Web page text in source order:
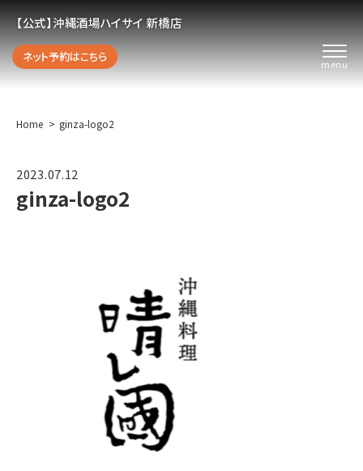
【公式】沖縄酒場ハイサイ 新橋店
ネット予約はこちら
Home ginza-logo2
2023.07.12
ginza-logo2